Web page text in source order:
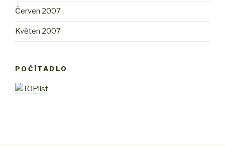
Červen 2007
Květen 2007
POČÍTADLO